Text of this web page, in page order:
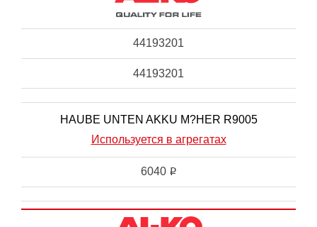
44193201
44193201
HAUBE UNTEN AKKU M?HER R9005
Используется в агрегатах
6040 i